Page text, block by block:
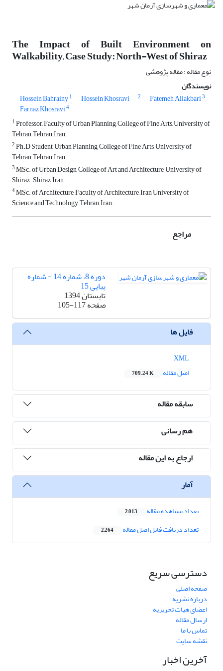
The Impact of Built Environment on
Walkability, Case Study: North-West of Shiraz
نوع مقاله : مقاله پژوهشی
نویسندگان
Hossein Bahrainy1 Hossein Khosravi 2 Fatemeh Aliakbari3
Farnaz Khosravi4
1Professor, Faculty of Urban Planning, College of Fine Arts, University of
Tehran, Tehran, Iran.
2Ph.D Student, Urban Planning, College of Fine Arts, University of
Tehran, Tehran, Iran.
3MSc. of Urban Design, College of Art and Architecture, University of
Shiraz. Shiraz, Iran.
4MSc. of Architecture, Faculty of Architecture, Iran University of
Science and Technology, Tehran, Iran.
مراجع
دوره 8، شماره 14 - شماره
پیاپی 15
تابستان 1394
صفحه105-117
فایل ها
اصل مقاله
709.24 K
سابقه مقاله
هم رسانی
ارجاع به این مقاله
آمار
تعداد مشاهده مقاله 2,013
تعداد دریافت فایل اصل مقاله 2,264
دسترسی سریع
صفحه اصلی
درباره نشریه
اعضای هیات تحریریه
ارسال مقاله
تماس با ما
نقشه سایت
آخرین اخبار